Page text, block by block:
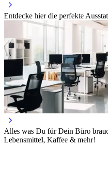
Entdecke hier die perfekte
Alles was Du für Dein Büro
Lebensmittel, Kaffee & mehr!